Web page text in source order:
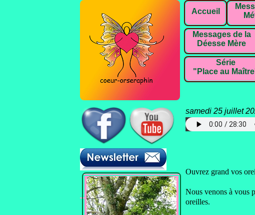
Accueil
Messages de la
Déesse Mère
Série
"Place au
samedi 25 juillet
Pour télécharger
Ouvrez grand vos
Nous venons à vous
oreilles.